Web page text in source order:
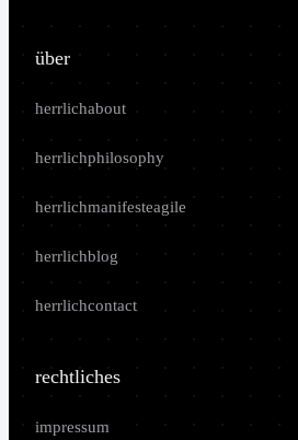
über
herrlichabout
herrlichphilosophy
herrlichmanifesteagile
herrlichblog
herrlichcontact
rechtliches
impressum